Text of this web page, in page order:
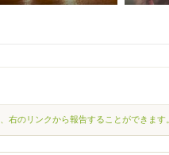
右のリンクから報告することができます。